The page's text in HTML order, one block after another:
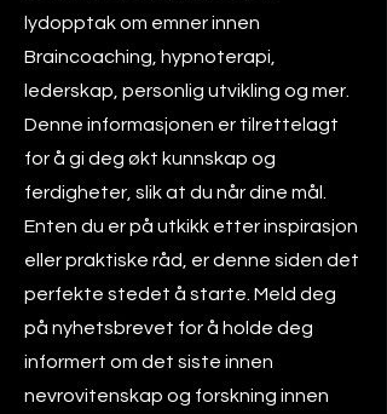
lydopptak om emner innen
Braincoaching, hypnoterapi,
lederskap, personlig utvikling og mer.
Denne informasjonen er tilrettelagt
for å gi deg økt kunnskap og
ferdigheter, slik at du når dine mål.
Enten du er på utkikk etter inspirasjon
eller praktiske råd, er denne siden det
perfekte stedet å starte. Meld deg
på nyhetsbrevet for å holde deg
informert om det siste innen
nevrovitenskap og forskning innen